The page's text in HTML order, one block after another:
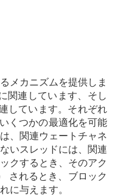
メカニズムを提供しま
関連しています、そし
しています。それぞれ
つかの最適化を可能
、関連ウェートチャネ
いスレッドには、関連
クするとき、そのアク
されるとき、ブロック
に与えます。